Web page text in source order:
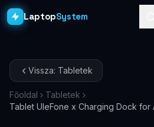
LaptopSystem
Asztali PC-k
Workstation PRO
Vissza: Tabletek
Főoldal
Tabletek
Tablet UleFone x Charging Dock for